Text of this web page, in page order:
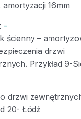
amortyzacji 16mm
-
ścienny –
drzwi
Przykład 9-
drzwi
20- Łódź